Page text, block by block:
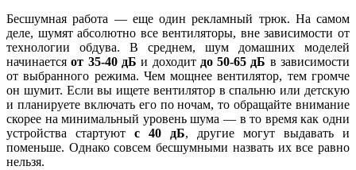
Бесшумная работа — еще один рекламный трюк. На самом
деле, шумят абсолютно все вентиляторы, вне зависимости от
технологии обдува. В среднем, шум домашних моделей
начинаетсяот 35-40 дБи доходит до 50-65 дБ в зависимости
от выбранного режима. Чем мощнее вентилятор, тем громче
он шумит. Если вы ищете вентилятор в спальню или детскую
и планируете включать его по ночам, то обращайте внимание
скорее на минимальный уровень шума — в то время как одни
устройства стартуют с 40 дБ, другие могут выдавать и
поменьше. Однако совсем бесшумными назвать их все равно
нельзя.